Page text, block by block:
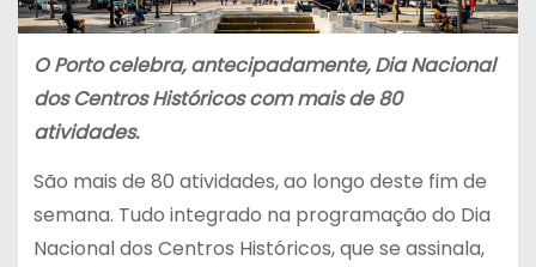
O Porto celebra, antecipadamente, Dia Nacional
dos Centros Históricos com mais de 80
atividades.
São mais de 80 atividades, ao longo deste fim de
semana. Tudo integrado na programação do Dia
Nacional dos Centros Históricos, que se assinala,